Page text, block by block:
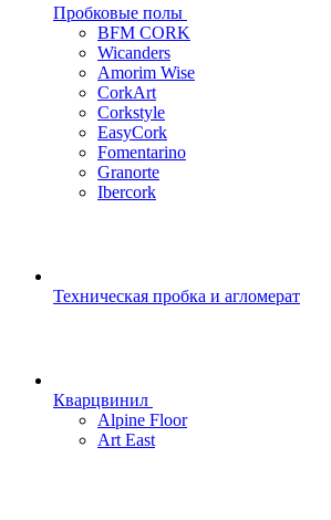
Пробковые полы
BFM CORK
Wicanders
Amorim Wise
CorkArt
Corkstyle
EasyCork
Fomentarino
Granorte
Ibercork
Техническая пробка и агломерат
Кварцвинил
Alpine Floor
Art East